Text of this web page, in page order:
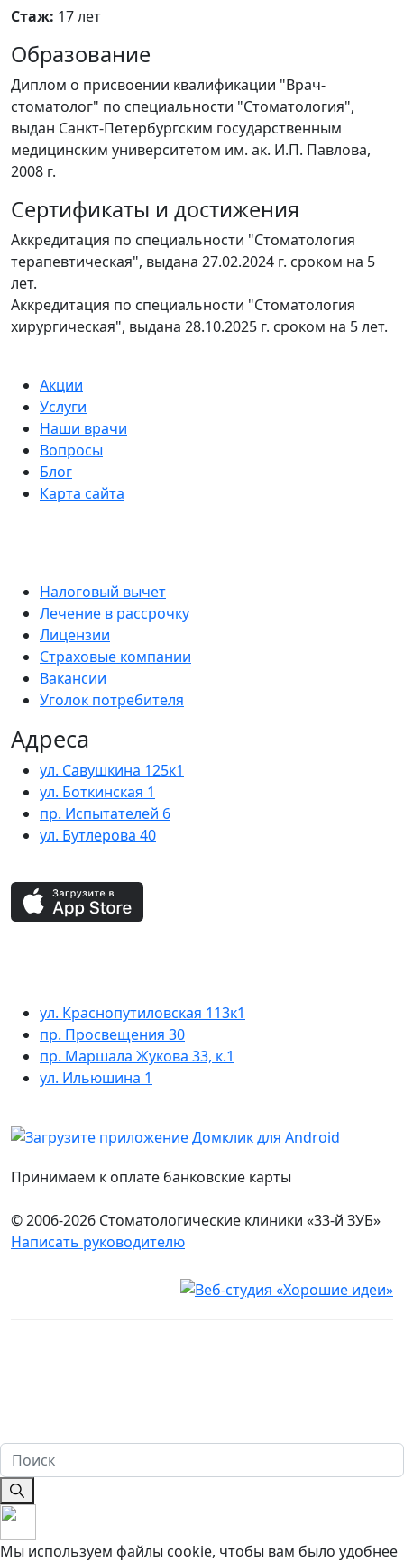
Стаж: 17 лет
Образование
Диплом о присвоении квалификации "Врач-
стоматолог" по специальности "Стоматология",
выдан Санкт-Петербургским государственным
медицинским университетом им. ак. И.П. Павлова,
2008 г.
Сертификаты и достижения
Аккредитация по специальности "Стоматология
терапевтическая", выдана 27.02.2024 г. сроком на 5
лет.
Аккредитация по специальности "Cтоматология
хирургическая", выдана 28.10.2025 г. сроком на 5 лет.
Акции
Услуги
Наши врачи
Вопросы
Блог
Карта сайта
Налоговый вычет
Лечение в рассрочку
Лицензии
Страховые компании
Вакансии
Уголок потребителя
Адреса
ул. Савушкина 125к1
ул. Боткинская 1
пр. Испытателей 6
ул. Бутлерова 40
ул. Краснопутиловская 113к1
пр. Просвещения 30
пр. Маршала Жукова 33, к.1
ул. Ильюшина 1
Принимаем к оплате банковские карты
© 2006-2026 Стоматологические клиники «33-й ЗУБ»
Написать руководителю
Мы используем файлы cookie, чтобы вам было удобнее